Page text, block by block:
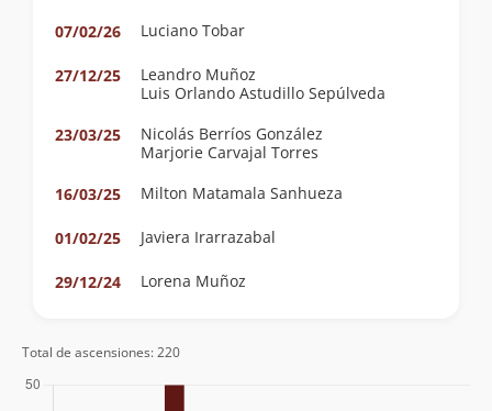
07/02/26 Luciano Tobar
27/12/25
Leandro Muñoz
Luis Orlando Astudillo Sepúlveda
23/03/25
Nicolás Berríos González
Marjorie Carvajal Torres
16/03/25
Milton Matamala Sanhueza
01/02/25 Javiera Irarrazabal
29/12/24 Lorena Muñoz
Total de ascensiones: 220